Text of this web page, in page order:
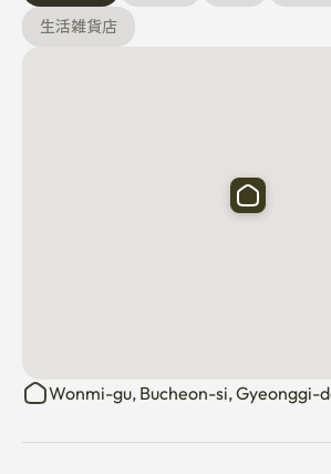
します。
3. 空間を清潔に保ち、家を丁寧に管理
店、カフェ、公園、コインランドリー
へ1時間以内で移動可能
生活雑貨店
Wonmi-gu, Bucheon-si, Gyeonggi-